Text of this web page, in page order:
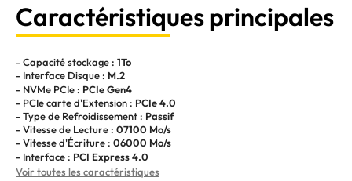
Caractéristiques principales
- Capacité stockage : 1To
- Interface Disque : M.2
- NVMe PCIe : PCIe Gen4
- PCIe carte d'Extension : PCIe 4.0
- Type de Refroidissement : Passif
- Vitesse de Lecture : 07100 Mo/s
- Vitesse d'Écriture : 06000 Mo/s
- Interface : PCI Express 4.0
Voir toutes les caractéristiques